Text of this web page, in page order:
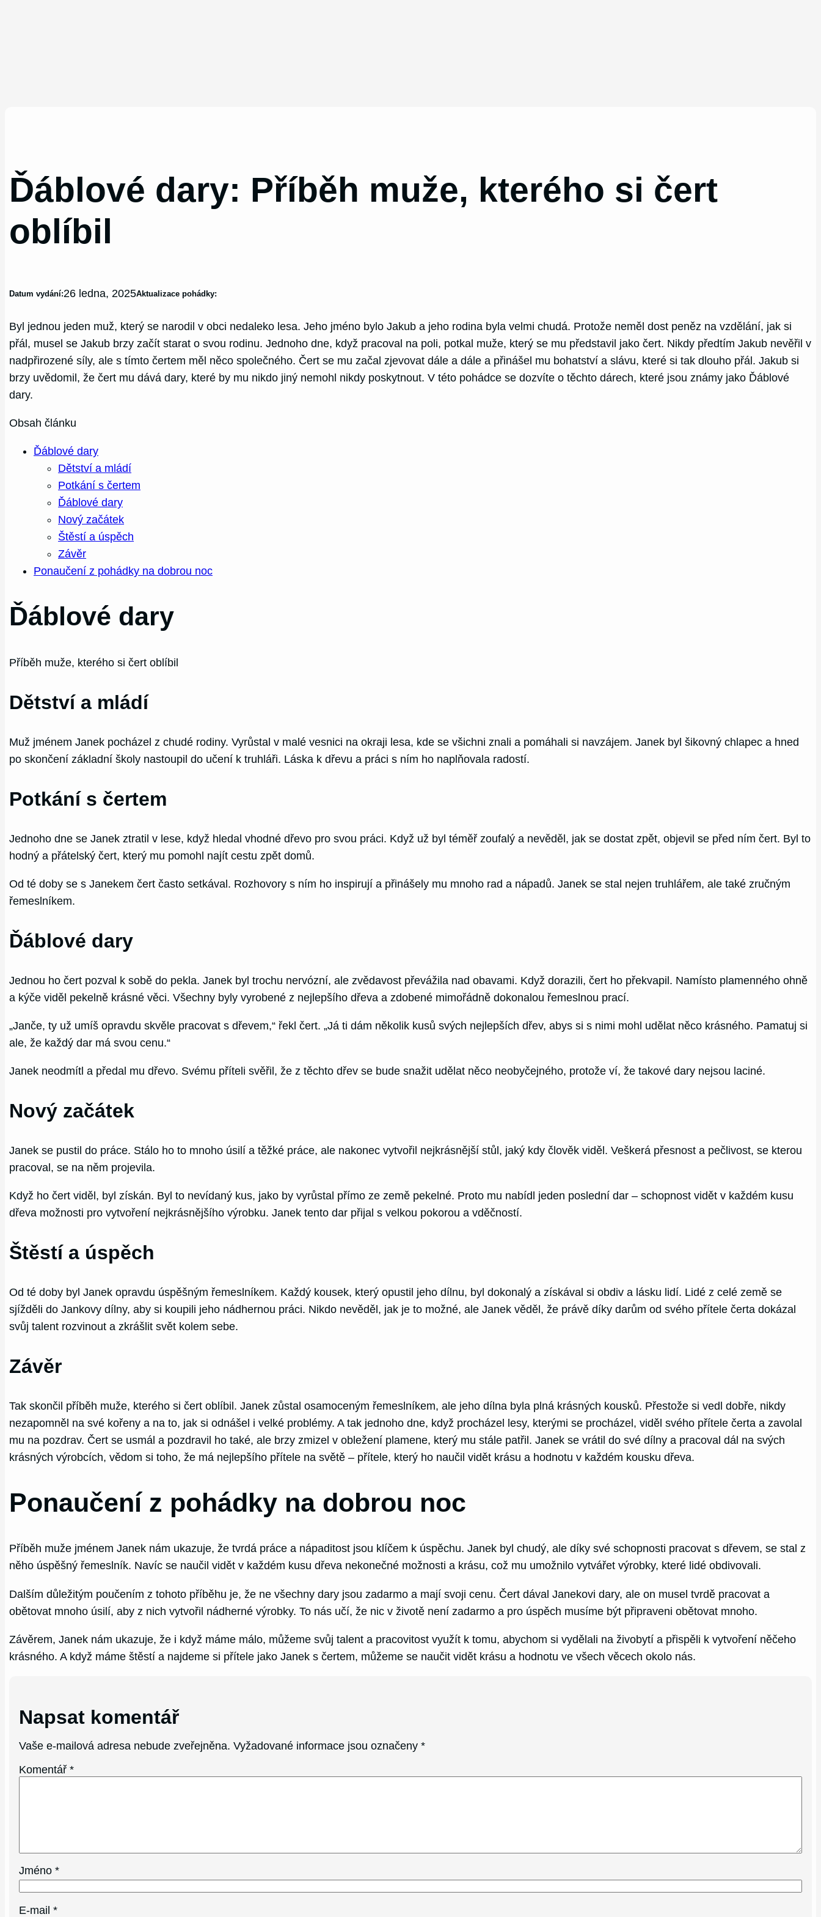
Ďáblové dary: Příběh muže, kterého si čert
oblíbil
Datum vydání:26 ledna, 2025Aktualizace pohádky:
Byl jednou jeden muž, který se narodil v obci nedaleko lesa. Jeho jméno bylo Jakub a jeho rodina byla velmi chudá. Protože neměl dost peněz na vzdělání, jak si
přál, musel se Jakub brzy začít starat o svou rodinu. Jednoho dne, když pracoval na poli, potkal muže, který se mu představil jako čert. Nikdy předtím Jakub nevěřil v
nadpřirozené síly, ale s tímto čertem měl něco společného. Čert se mu začal zjevovat dále a dále a přinášel mu bohatství a slávu, které si tak dlouho přál. Jakub si
brzy uvědomil, že čert mu dává dary, které by mu nikdo jiný nemohl nikdy poskytnout. V této pohádce se dozvíte o těchto dárech, které jsou známy jako Ďáblové
dary.
Obsah článku
Ďáblové dary
Dětství a mládí
Potkání s čertem
Ďáblové dary
Nový začátek
Štěstí a úspěch
Závěr
Ponaučení z pohádky na dobrou noc
Ďáblové dary
Příběh muže, kterého si čert oblíbil
Dětství a mládí
Muž jménem Janek pocházel z chudé rodiny. Vyrůstal v malé vesnici na okraji lesa, kde se všichni znali a pomáhali si navzájem. Janek byl šikovný chlapec a hned
po skončení základní školy nastoupil do učení k truhláři. Láska k dřevu a práci s ním ho naplňovala radostí.
Potkání s čertem
Jednoho dne se Janek ztratil v lese, když hledal vhodné dřevo pro svou práci. Když už byl téměř zoufalý a nevěděl, jak se dostat zpět, objevil se před ním čert. Byl to
hodný a přátelský čert, který mu pomohl najít cestu zpět domů.
Od té doby se s Janekem čert často setkával. Rozhovory s ním ho inspirují a přinášely mu mnoho rad a nápadů. Janek se stal nejen truhlářem, ale také zručným
řemeslníkem.
Ďáblové dary
Jednou ho čert pozval k sobě do pekla. Janek byl trochu nervózní, ale zvědavost převážila nad obavami. Když dorazili, čert ho překvapil. Namísto plamenného ohně
a kýče viděl pekelně krásné věci. Všechny byly vyrobené z nejlepšího dřeva a zdobené mimořádně dokonalou řemeslnou prací.
„Janče, ty už umíš opravdu skvěle pracovat s dřevem,“ řekl čert. „Já ti dám několik kusů svých nejlepších dřev, abys si s nimi mohl udělat něco krásného. Pamatuj si
ale, že každý dar má svou cenu.“
Janek neodmítl a předal mu dřevo. Svému příteli svěřil, že z těchto dřev se bude snažit udělat něco neobyčejného, protože ví, že takové dary nejsou laciné.
Nový začátek
Janek se pustil do práce. Stálo ho to mnoho úsilí a těžké práce, ale nakonec vytvořil nejkrásnější stůl, jaký kdy člověk viděl. Veškerá přesnost a pečlivost, se kterou
pracoval, se na něm projevila.
Když ho čert viděl, byl získán. Byl to nevídaný kus, jako by vyrůstal přímo ze země pekelné. Proto mu nabídl jeden poslední dar – schopnost vidět v každém kusu
dřeva možnosti pro vytvoření nejkrásnějšího výrobku. Janek tento dar přijal s velkou pokorou a vděčností.
Štěstí a úspěch
Od té doby byl Janek opravdu úspěšným řemeslníkem. Každý kousek, který opustil jeho dílnu, byl dokonalý a získával si obdiv a lásku lidí. Lidé z celé země se
sjížděli do Jankovy dílny, aby si koupili jeho nádhernou práci. Nikdo nevěděl, jak je to možné, ale Janek věděl, že právě díky darům od svého přítele čerta dokázal
svůj talent rozvinout a zkrášlit svět kolem sebe.
Závěr
Tak skončil příběh muže, kterého si čert oblíbil. Janek zůstal osamoceným řemeslníkem, ale jeho dílna byla plná krásných kousků. Přestože si vedl dobře, nikdy
nezapomněl na své kořeny a na to, jak si odnášel i velké problémy. A tak jednoho dne, když procházel lesy, kterými se procházel, viděl svého přítele čerta a zavolal
mu na pozdrav. Čert se usmál a pozdravil ho také, ale brzy zmizel v obležení plamene, který mu stále patřil. Janek se vrátil do své dílny a pracoval dál na svých
krásných výrobcích, vědom si toho, že má nejlepšího přítele na světě – přítele, který ho naučil vidět krásu a hodnotu v každém kousku dřeva.
Ponaučení z pohádky na dobrou noc
Příběh muže jménem Janek nám ukazuje, že tvrdá práce a nápaditost jsou klíčem k úspěchu. Janek byl chudý, ale díky své schopnosti pracovat s dřevem, se stal z
něho úspěšný řemeslník. Navíc se naučil vidět v každém kusu dřeva nekonečné možnosti a krásu, což mu umožnilo vytvářet výrobky, které lidé obdivovali.
Dalším důležitým poučením z tohoto příběhu je, že ne všechny dary jsou zadarmo a mají svoji cenu. Čert dával Janekovi dary, ale on musel tvrdě pracovat a
obětovat mnoho úsilí, aby z nich vytvořil nádherné výrobky. To nás učí, že nic v životě není zadarmo a pro úspěch musíme být připraveni obětovat mnoho.
Závěrem, Janek nám ukazuje, že i když máme málo, můžeme svůj talent a pracovitost využít k tomu, abychom si vydělali na živobytí a přispěli k vytvoření něčeho
krásného. A když máme štěstí a najdeme si přítele jako Janek s čertem, můžeme se naučit vidět krásu a hodnotu ve všech věcech okolo nás.
Napsat komentář
Vaše e-mailová adresa nebude zveřejněna. Vyžadované informace jsou označeny*
Komentář*
Jméno*
E-mail*